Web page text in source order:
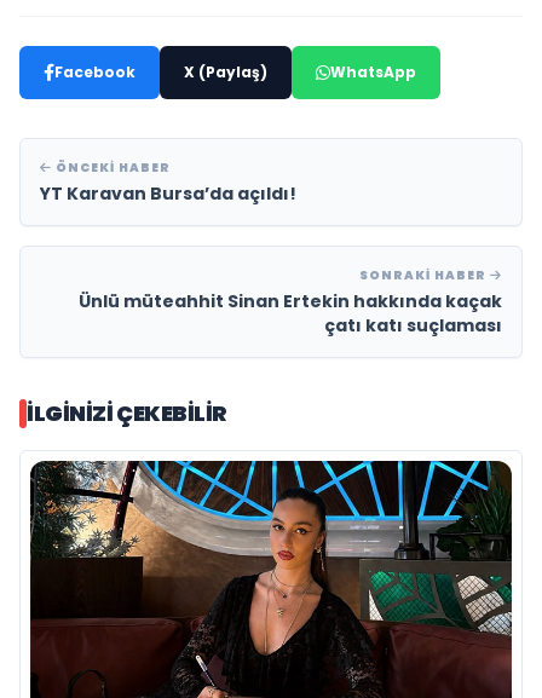
Facebook X (Paylaş) WhatsApp
ÖNCEKI HABER
YT Karavan Bursa’da açıldı!
SONRAKI HABER
Ünlü müteahhit Sinan Ertekin hakkında kaçak
çatı katı suçlaması
İLGINIZI ÇEKEBILIR